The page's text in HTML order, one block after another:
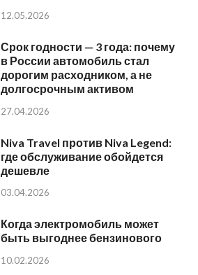
12.05.2026
Срок годности — 3 года: почему
в России автомобиль стал
дорогим расходником, а не
долгосрочным активом
27.04.2026
Niva Travel против Niva Legend:
где обслуживание обойдется
дешевле
03.04.2026
Когда электромобиль может
быть выгоднее бензинового
10.02.2026